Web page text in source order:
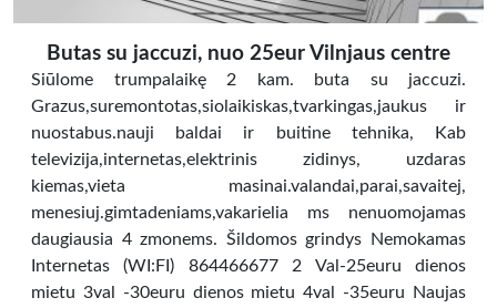
Butas su jaccuzi, nuo 25eur Vilnjaus centre
Siūlome trumpalaikę 2 kam. buta su jaccuzi.
Grazus,suremontotas,siolaikiskas,tvarkingas,jaukus ir
nuostabus.nauji baldai ir buitine tehnika, Kab
televizija,internetas,elektrinis zidinys, uzdaras
kiemas,vieta masinai.valandai,parai,savaitej,
menesiuj.gimtadeniams,vakarielia ms nenuomojamas
daugiausia 4 zmonems. Šildomos grindys Nemokamas
Internetas (WI:FI) 864466677 2 Val-25euru dienos
mietu 3val -30euru dienos mietu 4val -35euru Naujas